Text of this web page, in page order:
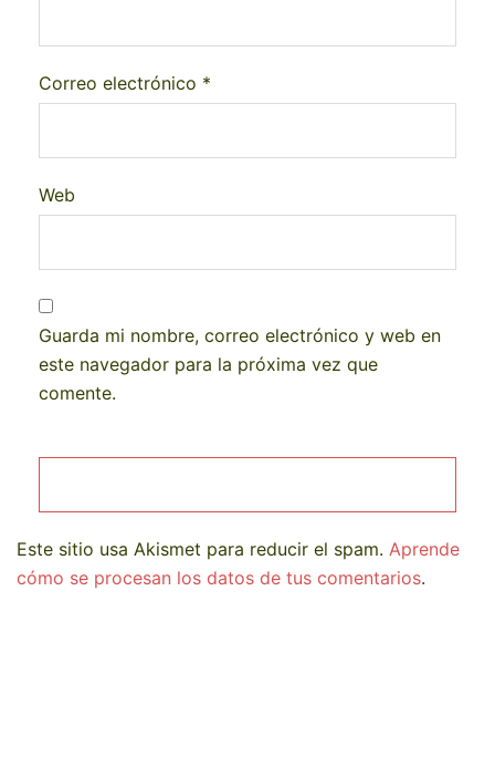
Correo electrónico *
Web
Guarda mi nombre, correo electrónico y web en
este navegador para la próxima vez que
comente.
Este sitio usa Akismet para reducir el spam. Aprende
cómo se procesan los datos de tus comentarios.